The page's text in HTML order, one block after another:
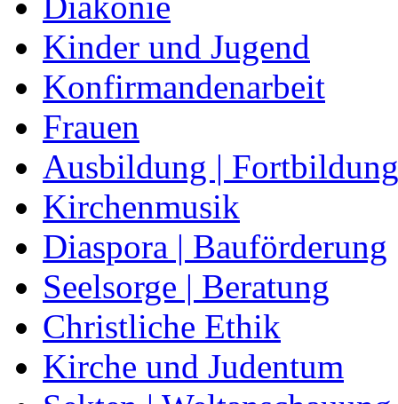
Kinder und Jugend
Konfirmandenarbeit
Frauen
Ausbildung | Fortbildung
Kirchenmusik
Diaspora | Bauförderung
Seelsorge | Beratung
Christliche Ethik
Kirche und Judentum